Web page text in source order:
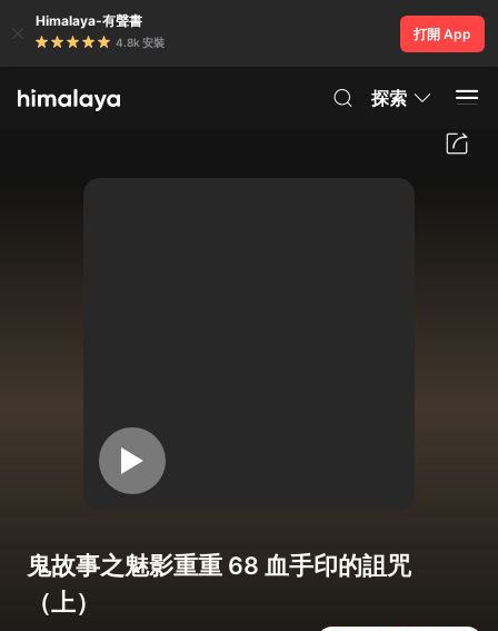
Himalaya-有聲書
4.8k 安裝
打開 App
探索
鬼故事之魅影重重 68 血手印的詛咒
（上）